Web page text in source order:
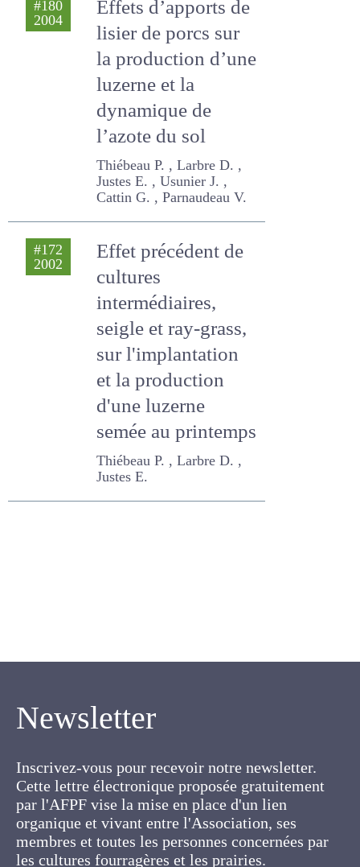
#180
2004
Effets d’apports de
lisier de porcs sur
la production d’une
luzerne et la
dynamique de
l’azote du sol
Thiébeau P. , Larbre D. ,
Justes E. , Usunier J. , Cattin
G. , Parnaudeau V.
#172
2002
Effet précédent de
cultures
intermédiaires,
seigle et ray-grass,
sur l'implantation
et la production
d'une luzerne
semée au
printemps
Newsletter
Cette lettre électronique proposée
gratuitement par l'AFPF vise la mise en place
d'un lien organique et vivant entre l'Association,
ses membres et toutes les personnes
concernées par les cultures fourragères et les
prairies.